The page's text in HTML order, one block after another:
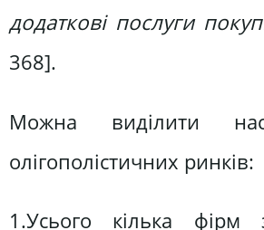
додаткові послуги
368].
Можна виділити
олігополістичних ринків:
1.Усього кілька фірм